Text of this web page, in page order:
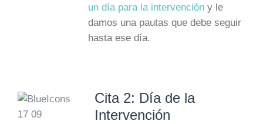
un día para la intervencióny le
damos una pautas que debe seguir
hasta ese día.
Cita 2: Día de la
Intervención